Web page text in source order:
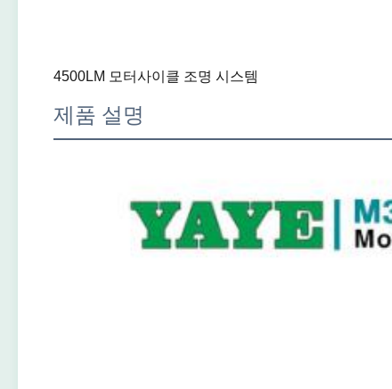
4500LM 모터사이클 조명 시스템
제품 설명